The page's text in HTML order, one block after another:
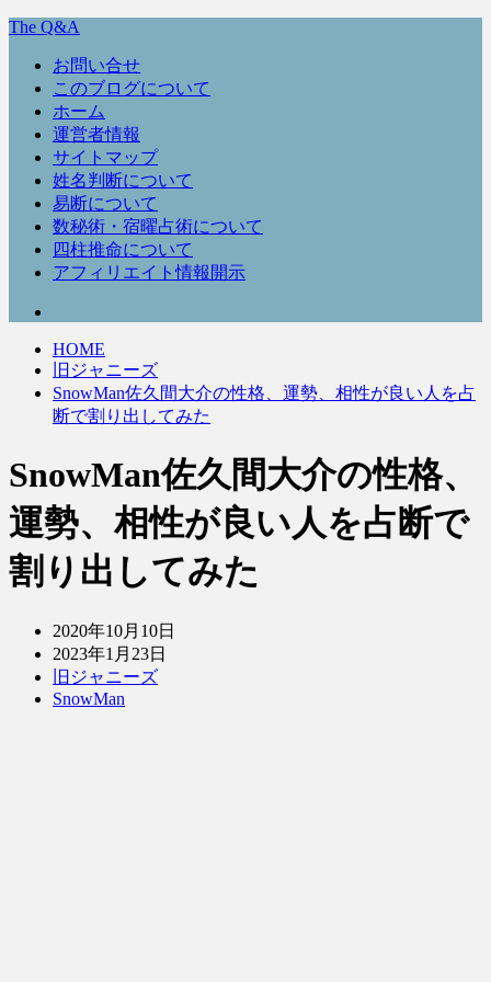
The Q&A
お問い合せ
このブログについて
ホーム
運営者情報
サイトマップ
姓名判断について
易断について
数秘術・宿曜占術について
四柱推命について
アフィリエイト情報開示
HOME
旧ジャニーズ
SnowMan佐久間大介の性格、運勢、相性が良い人を占
断で割り出してみた
SnowMan佐久間大介の性格、
運勢、相性が良い人を占断で
割り出してみた
2020年10月10日
2023年1月23日
旧ジャニーズ
SnowMan